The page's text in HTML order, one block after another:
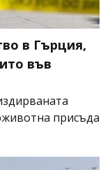
в Гърция,
във
присъда